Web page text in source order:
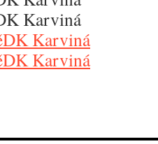
Karviná
Karviná
Karviná